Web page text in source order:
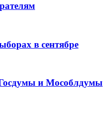
в сентябре
и Мособлдумы